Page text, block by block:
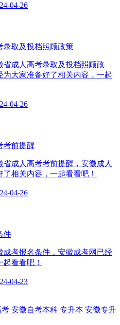
04-26
录取及投档照顾政策
省成人高考录取及投档照顾政
为大家准备好了相关内容，一起
04-26
考前提醒
省成人高考考前提醒，安徽成人
相关内容，一起看看吧！
04-26
件
成考报名条件，安徽成考网​已经
看看吧！
04-23
考 安徽自考本科 专升本 安徽专升